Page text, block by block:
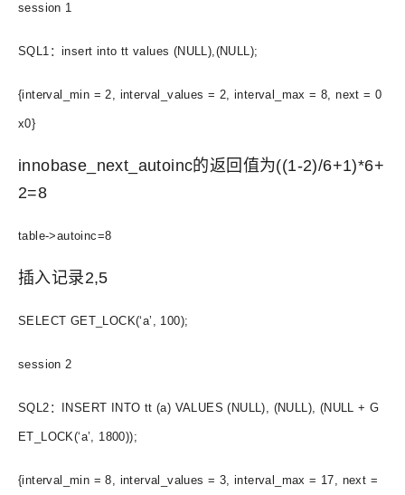
session 1
SQL1：insert into tt values (NULL),(NULL);
{interval_min = 2, interval_values = 2, interval_max = 8, next = 0
x0}
innobase_next_autoinc的返回值为((1-2)/6+1)*6+
2=8
table->autoinc=8
插入记录2,5
SELECT GET_LOCK(‘a’, 100);
session 2
SQL2：INSERT INTO tt (a) VALUES (NULL), (NULL), (NULL + G
ET_LOCK(‘a’, 1800));
{interval_min = 8, interval_values = 3, interval_max = 17, next =